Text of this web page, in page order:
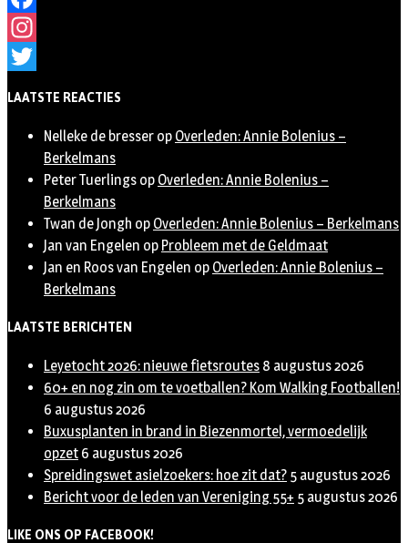
Facebook
Instagram
LAATSTE REACTIES
Nelleke de bresser op Overleden: Annie Bolenius –
Berkelmans
Peter Tuerlings op Overleden: Annie Bolenius –
Berkelmans
Twan de Jongh op Overleden: Annie Bolenius – Berkelmans
Jan van Engelen op Probleem met de Geldmaat
Jan en Roos van Engelen op Overleden: Annie Bolenius –
Berkelmans
LAATSTE BERICHTEN
Leyetocht 2026: nieuwe fietsroutes 8 augustus 2026
60+ en nog zin om te voetballen? Kom Walking Footballen!
6 augustus 2026
Buxusplanten in brand in Biezenmortel, vermoedelijk
opzet 6 augustus 2026
Spreidingswet asielzoekers: hoe zit dat? 5 augustus 2026
Bericht voor de leden van Vereniging 55+ 5 augustus 2026
LIKE ONS OP FACEBOOK!